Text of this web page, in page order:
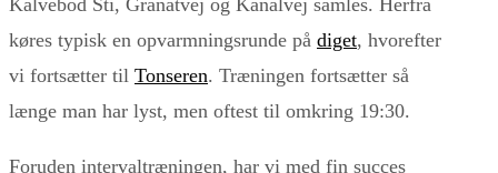
køres typisk en opvarmningsrunde på diget, hvorefter
vi fortsætter til Tonseren. Træningen fortsætter så
længe man har lyst, men oftest til omkring 19:30.
Foruden intervaltræningen, har vi med fin succes